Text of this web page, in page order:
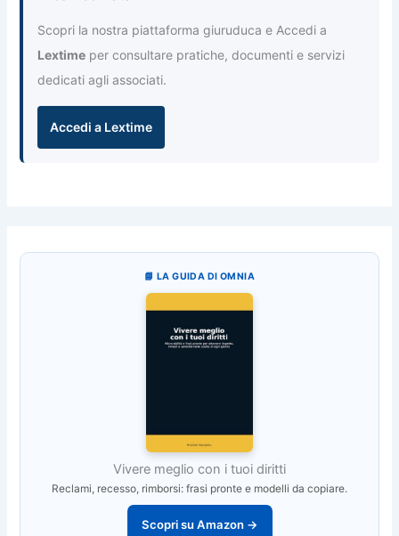
Scopri la nostra piattaforma giuruduca e Accedi a
Lextime per consultare pratiche, documenti e servizi
dedicati agli associati.
Accedi a Lextime
📘 LA GUIDA DI OMNIA
Vivere meglio con i tuoi diritti
Reclami, recesso, rimborsi: frasi pronte e modelli da copiare.
Scopri su Amazon →